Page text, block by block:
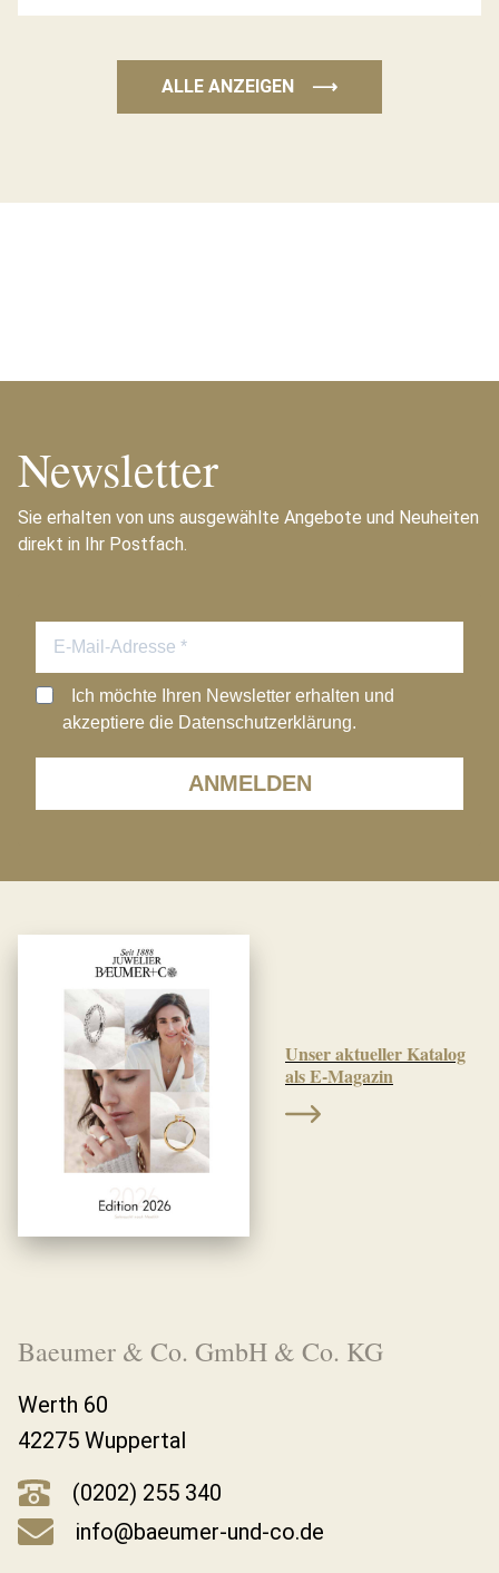
ALLE ANZEIGEN ⟶
Newsletter
Sie erhalten von uns ausgewählte Angebote und Neuheiten
direkt in Ihr Postfach.
ANMELDEN
Ich möchte Ihren Newsletter erhalten und
akzeptiere die Datenschutzerklärung.
Unser aktueller Katalog
als E-Magazin
Baeumer & Co. GmbH & Co. KG
Werth 60
42275 Wuppertal
(0202) 255 340
info@baeumer-und-co.de